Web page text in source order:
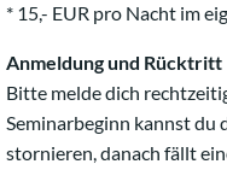
* 15,- EUR pro Nacht im
Anmeldung und Rücktritt
Bitte melde dich
Seminarbeginn kannst du
stornieren, danach fällt